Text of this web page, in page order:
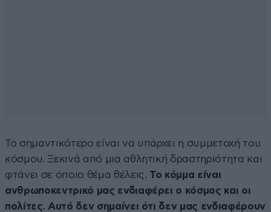
Το σημαντικότερο είναι να υπάρχει η συμμετοχή του
κόσμου. Ξεκινά από μια αθλητική δραστηριότητα και
φτάνει σε όποιο θέμα θέλεις. Το κόμμα είναι
ανθρωποκεντρικό μας ενδιαφέρει ο κόσμος και οι
πολίτες. Αυτό δεν σημαίνει ότι δεν μας ενδιαφέρουν